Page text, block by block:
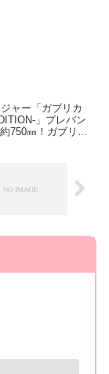
ャー「ガブリカ
」プレバン
750㎜！ガブリボ